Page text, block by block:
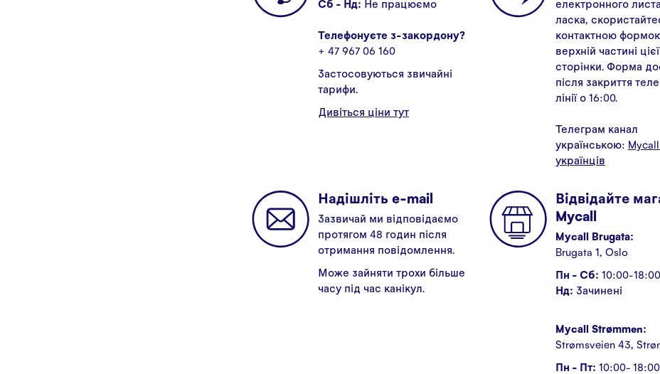
Сб - Нд: Не працюємо
Телефонуєте з-закордону?
+ 47 967 06 160
Застосовуються звичайні
тарифи.
Дивіться ціни тут
електронного
ласка,
контактною
верхній частині цієї
сторінки. Форма
після закриття
лінії о 16:00.
Телеграм канал
українською:
українців
Надішліть e-mail
Зазвичай ми відповідаємо
протягом 48 годин після
отримання повідомлення.
Може зайняти трохи більше
часу під час канікул.
Відвідайте
Mycall
Mycall Brugata:
Brugata 1, Oslo
Пн - Сб: 10:00-18:00
Нд: Зачинені
Mycall Strømmen:
Strømsveien 43,
Пн - Пт: 10:00- 18:00